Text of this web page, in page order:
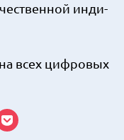
инди-
всех цифровых